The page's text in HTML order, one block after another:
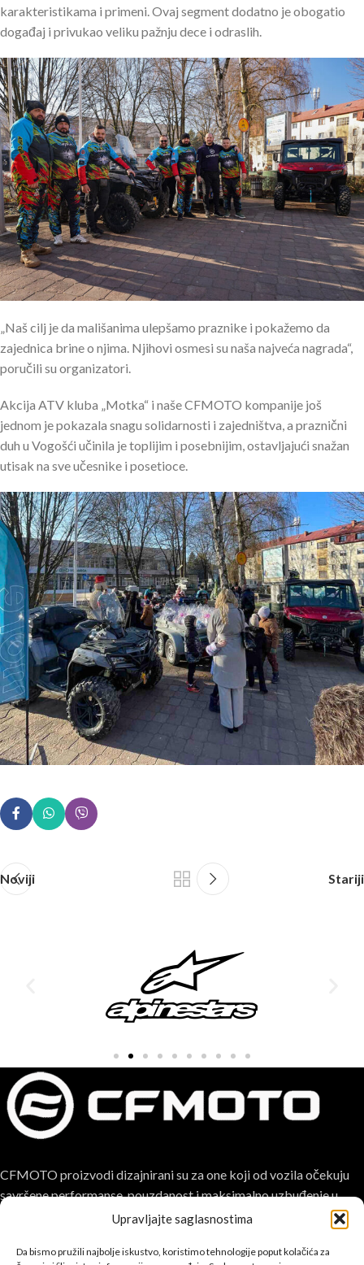
Upravljajte saglasnostima
Da bismo pružili najbolje iskustvo, koristimo tehnologije poput kolačića za
karakteristikama i primeni. Ovaj segment dodatno je obogatio
događaj i privukao veliku pažnju dece i odraslih.
„Naš cilj je da mališanima ulepšamo praznike i pokažemo da
zajednica brine o njima. Njihovi osmesi su naša najveća nagrada“,
poručili su organizatori.
Akcija ATV kluba „Motka“ i naše CFMOTO kompanije još
jednom je pokazala snagu solidarnosti i zajedništva, a praznični
duh u Vogošći učinila je toplijim i posebnijim, ostavljajući snažan
utisak na sve učesnike i posetioce.
Noviji Stariji
CFMOTO proizvodi dizajnirani su za one koji od vozila očekuju
savršene performanse, pouzdanost i maksimalno uzbuđenje u